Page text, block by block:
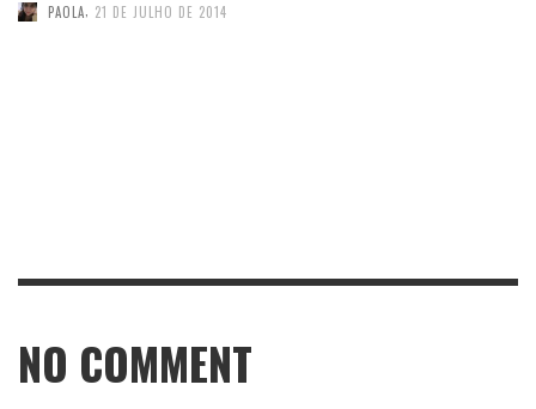
PAOLA 21 DE JULHO DE 2014
NO COMMENT